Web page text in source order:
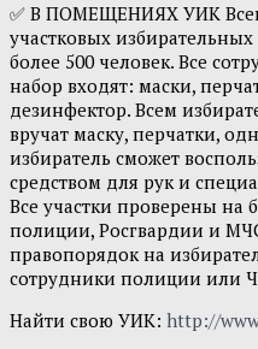
✅ В ПОМЕЩЕНИЯХ УИК
участковых
более 500 человек. Все
набор входят: маски,
дезинфектор. Всем
вручат маску, перчатки,
избиратель сможет
средством для рук и
Все участки проверены на
полиции, Росгвардии и
правопорядок на
сотрудники полиции или
Найти свою УИК: http://